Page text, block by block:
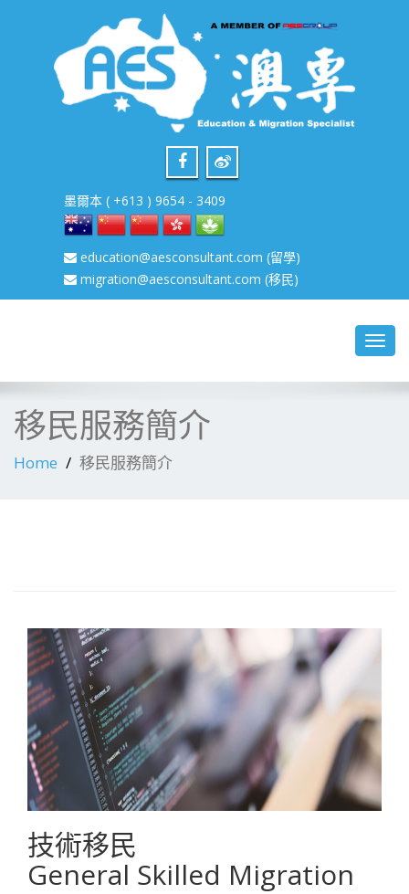
墨爾本 ( +613 ) 9654 - 3409
education@aesconsultant.com (留學)
migration@aesconsultant.com (移民)
移民服務簡介
Home 移民服務簡介
技術移民
General Skilled Migration